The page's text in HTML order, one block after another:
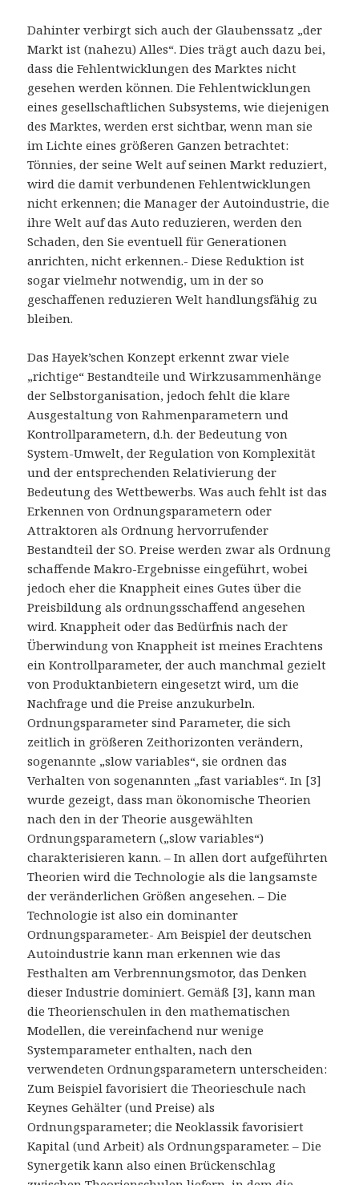
Dahinter verbirgt sich auch der Glaubenssatz „der
Markt ist (nahezu) Alles“. Dies trägt auch dazu bei,
dass die Fehlentwicklungen des Marktes nicht
gesehen werden können. Die Fehlentwicklungen
eines gesellschaftlichen Subsystems, wie diejenigen
des Marktes, werden erst sichtbar, wenn man sie
im Lichte eines größeren Ganzen betrachtet:
Tönnies, der seine Welt auf seinen Markt reduziert,
wird die damit verbundenen Fehlentwicklungen
nicht erkennen; die Manager der Autoindustrie, die
ihre Welt auf das Auto reduzieren, werden den
Schaden, den Sie eventuell für Generationen
anrichten, nicht erkennen.- Diese Reduktion ist
sogar vielmehr notwendig, um in der so
geschaffenen reduzieren Welt handlungsfähig zu
bleiben.
Das Hayek’schen Konzept erkennt zwar viele
„richtige“ Bestandteile und Wirkzusammenhänge
der Selbstorganisation, jedoch fehlt die klare
Ausgestaltung von Rahmenparametern und
Kontrollparametern, d.h. der Bedeutung von
System-Umwelt, der Regulation von Komplexität
und der entsprechenden Relativierung der
Bedeutung des Wettbewerbs. Was auch fehlt ist das
Erkennen von Ordnungsparametern oder
Attraktoren als Ordnung hervorrufender
Bestandteil der SO. Preise werden zwar als Ordnung
schaffende Makro-Ergebnisse eingeführt, wobei
jedoch eher die Knappheit eines Gutes über die
Preisbildung als ordnungsschaffend angesehen
wird. Knappheit oder das Bedürfnis nach der
Überwindung von Knappheit ist meines Erachtens
ein Kontrollparameter, der auch manchmal gezielt
von Produktanbietern eingesetzt wird, um die
Nachfrage und die Preise anzukurbeln.
Ordnungsparameter sind Parameter, die sich
zeitlich in größeren Zeithorizonten verändern,
sogenannte „slow variables“, sie ordnen das
Verhalten von sogenannten „fast variables“. In [3]
wurde gezeigt, dass man ökonomische Theorien
nach den in der Theorie ausgewählten
Ordnungsparametern („slow variables“)
charakterisieren kann. – In allen dort aufgeführten
Theorien wird die Technologie als die langsamste
der veränderlichen Größen angesehen. – Die
Technologie ist also ein dominanter
Ordnungsparameter.- Am Beispiel der deutschen
Autoindustrie kann man erkennen wie das
Festhalten am Verbrennungsmotor, das Denken
dieser Industrie dominiert. Gemäß [3], kann man
die Theorienschulen in den mathematischen
Modellen, die vereinfachend nur wenige
Systemparameter enthalten, nach den
verwendeten Ordnungsparametern unterscheiden:
Zum Beispiel favorisiert die Theorieschule nach
Keynes Gehälter (und Preise) als
Ordnungsparameter; die Neoklassik favorisiert
Kapital (und Arbeit) als Ordnungsparameter. – Die
Synergetik kann also einen Brückenschlag